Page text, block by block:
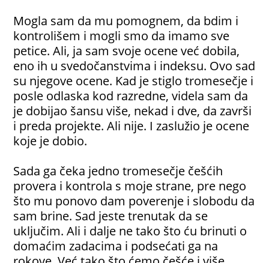
Mogla sam da mu pomognem, da bdim i
kontrolišem i mogli smo da imamo sve
petice. Ali, ja sam svoje ocene već dobila,
eno ih u svedočanstvima i indeksu. Ovo sad
su njegove ocene. Kad je stiglo tromesečje i
posle odlaska kod razredne, videla sam da
je dobijao šansu više, nekad i dve, da završi
i preda projekte. Ali nije. I zaslužio je ocene
koje je dobio.
Sada ga čeka jedno tromesečje češćih
provera i kontrola s moje strane, pre nego
što mu ponovo dam poverenje i slobodu da
sam brine. Sad jeste trenutak da se
uključim. Ali i dalje ne tako što ću brinuti o
domaćim zadacima i podsećati ga na